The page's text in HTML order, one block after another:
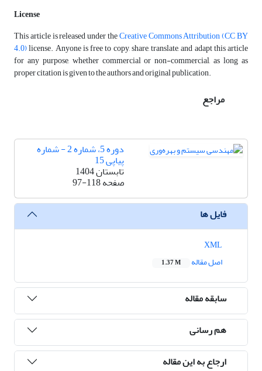
License
This article is released under theCreative Commons Attribution (CC BY
4.0)license. Anyone is free to copy, share, translate, and adapt this article
for any purpose, whether commercial or non-commercial, as long as
proper citation is given to the authors and original publication.
مراجع
دوره 5، شماره 2 - شماره
پیاپی 15
تابستان 1404
صفحه97-118
فایل ها
اصل مقاله
1.37 M
سابقه مقاله
هم رسانی
ارجاع به این مقاله